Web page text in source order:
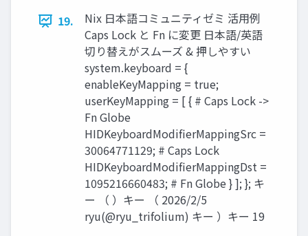
19.
Nix 日本語コミュニティゼミ 活用例
Caps Lock と Fn に変更 日本語/英語
切り替えがスムーズ & 押しやすい
system.keyboard = {
enableKeyMapping = true;
userKeyMapping = [ { # Caps Lock ->
Fn Globe
HIDKeyboardModifierMappingSrc =
30064771129; # Caps Lock
HIDKeyboardModifierMappingDst =
1095216660483; # Fn Globe } ]; }; キ
ー （ ）キー （ 2026/2/5
ryu(@ryu_trifolium) キー ）キー 19